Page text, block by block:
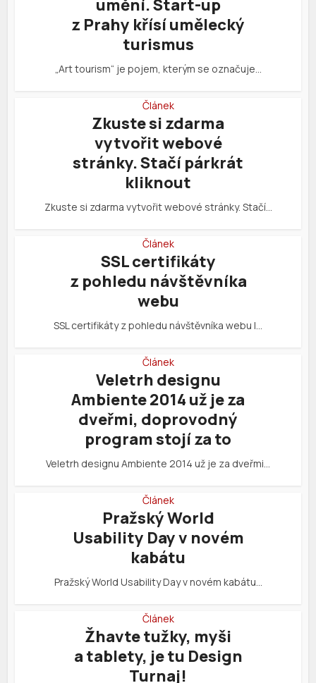
umění. Start-up
z Prahy křísí umělecký
turismus
„Art tourism“ je pojem, kterým se označuje…
Článek
Zkuste si zdarma
vytvořit webové
stránky. Stačí párkrát
kliknout
Zkuste si zdarma vytvořit webové stránky. Stačí…
Článek
SSL certifikáty
z pohledu návštěvníka
webu
SSL certifikáty z pohledu návštěvníka webu I…
Článek
Veletrh designu
Ambiente 2014 už je za
dveřmi, doprovodný
program stojí za to
Veletrh designu Ambiente 2014 už je za dveřmi…
Článek
Pražský World
Usability Day v novém
kabátu
Pražský World Usability Day v novém kabátu…
Článek
Žhavte tužky, myši
a tablety, je tu Design
Turnaj!